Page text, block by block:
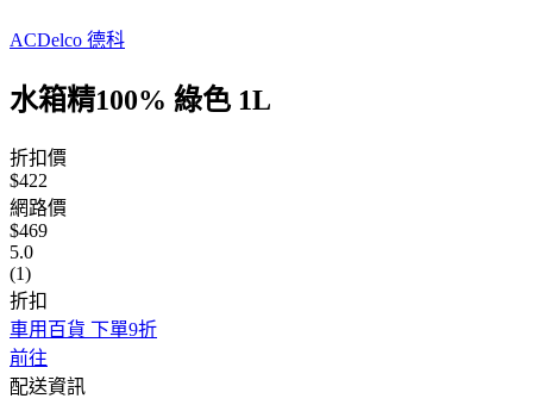
ACDelco 德科
水箱精100% 綠色 1L
折扣價
$422
網路價
$469
5.0
(1)
折扣
車用百貨 下單9折
前往
配送資訊